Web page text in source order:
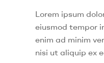
Lorem ipsum
eiusmod tempor
enim ad minim
nisi ut aliquip ex